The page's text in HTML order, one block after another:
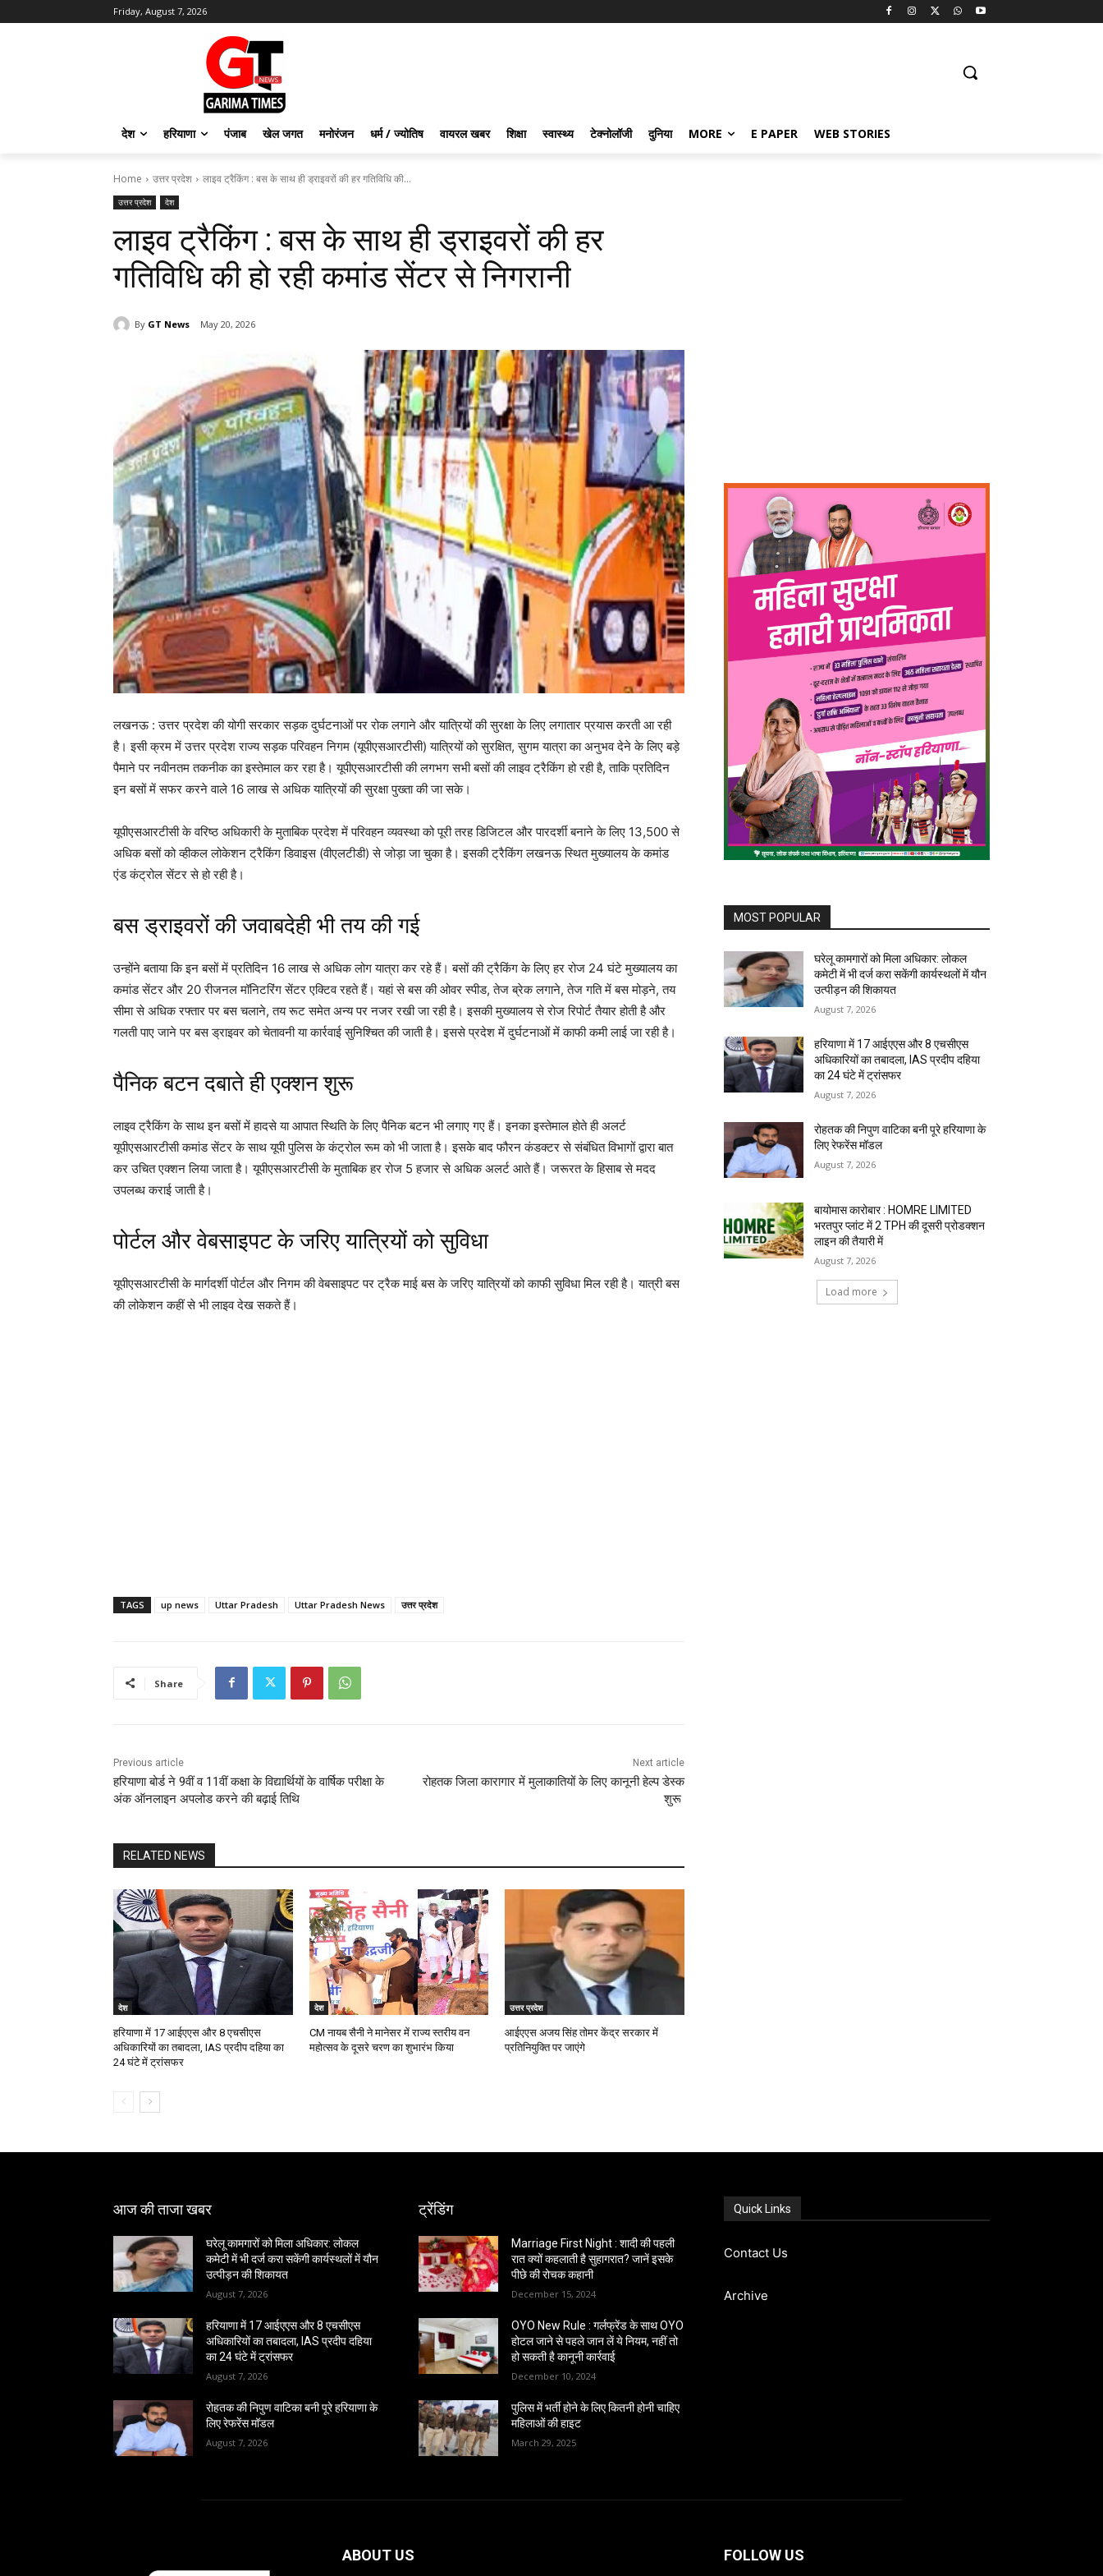
Friday, August 7, 2026
देश हरियाणा पंजाब खेल जगत मनोरंजन धर्म / ज्योतिष वायरल खबर शिक्षा स्वास्थ्य टेक्नोलॉजी दुनिया MORE E PAPER WEB STORIES
Home उत्तर प्रदेश लाइव ट्रैकिंग : बस के साथ ही ड्राइवरों की हर गतिविधि की...
उत्तर प्रदेश देश
लाइव ट्रैकिंग : बस के साथ ही ड्राइवरों की हर
गतिविधि की हो रही कमांड सेंटर से निगरानी
By GT News May 20, 2026
लखनऊ : उत्तर प्रदेश की योगी सरकार सड़क दुर्घटनाओं पर रोक लगाने और यात्रियों की सुरक्षा के लिए लगातार प्रयास करती आ रही
है। इसी क्रम में उत्तर प्रदेश राज्य सड़क परिवहन निगम (यूपीएसआरटीसी) यात्रियों को सुरक्षित, सुगम यात्रा का अनुभव देने के लिए बड़े
पैमाने पर नवीनतम तकनीक का इस्तेमाल कर रहा है। यूपीएसआरटीसी की लगभग सभी बसों की लाइव ट्रैकिंग हो रही है, ताकि प्रतिदिन
इन बसों में सफर करने वाले 16 लाख से अधिक यात्रियों की सुरक्षा पुख्ता की जा सके।
यूपीएसआरटीसी के वरिष्ठ अधिकारी के मुताबिक प्रदेश में परिवहन व्यवस्था को पूरी तरह डिजिटल और पारदर्शी बनाने के लिए 13,500 से
अधिक बसों को व्हीकल लोकेशन ट्रैकिंग डिवाइस (वीएलटीडी) से जोड़ा जा चुका है। इसकी ट्रैकिंग लखनऊ स्थित मुख्यालय के कमांड
एंड कंट्रोल सेंटर से हो रही है।
बस ड्राइवरों की जवाबदेही भी तय की गई
उन्होंने बताया कि इन बसों में प्रतिदिन 16 लाख से अधिक लोग यात्रा कर रहे हैं। बसों की ट्रैकिंग के लिए हर रोज 24 घंटे मुख्यालय का
कमांड सेंटर और 20 रीजनल मॉनिटरिंग सेंटर एक्टिव रहते हैं। यहां से बस की ओवर स्पीड, तेज ब्रेक लगाने, तेज गति में बस मोड़ने, तय
सीमा से अधिक रफ्तार पर बस चलाने, तय रूट समेत अन्य पर नजर रखी जा रही है। इसकी मुख्यालय से रोज रिपोर्ट तैयार होती है और
गलती पाए जाने पर बस ड्राइवर को चेतावनी या कार्रवाई सुनिश्चित की जाती है। इससे प्रदेश में दुर्घटनाओं में काफी कमी लाई जा रही है।
पैनिक बटन दबाते ही एक्शन शुरू
लाइव ट्रैकिंग के साथ इन बसों में हादसे या आपात स्थिति के लिए पैनिक बटन भी लगाए गए हैं। इनका इस्तेमाल होते ही अलर्ट
यूपीएसआरटीसी कमांड सेंटर के साथ यूपी पुलिस के कंट्रोल रूम को भी जाता है। इसके बाद फौरन कंडक्टर से संबंधित विभागों द्वारा बात
कर उचित एक्शन लिया जाता है। यूपीएसआरटीसी के मुताबिक हर रोज 5 हजार से अधिक अलर्ट आते हैं। जरूरत के हिसाब से मदद
उपलब्ध कराई जाती है।
पोर्टल और वेबसाइपट के जरिए यात्रियों को सुविधा
यूपीएसआरटीसी के मार्गदर्शी पोर्टल और निगम की वेबसाइपट पर ट्रैक माई बस के जरिए यात्रियों को काफी सुविधा मिल रही है। यात्री बस
की लोकेशन कहीं से भी लाइव देख सकते हैं।
TAGS up news Uttar Pradesh Uttar Pradesh News उत्तर प्रदेश
Share
Previous article
हरियाणा बोर्ड ने 9वीं व 11वीं कक्षा के विद्यार्थियों के वार्षिक परीक्षा के
अंक ऑनलाइन अपलोड करने की बढ़ाई तिथि
Next article
रोहतक जिला कारागार में मुलाकातियों के लिए कानूनी हेल्प डेस्क
शुरू
RELATED NEWS
देश
हरियाणा में 17 आईएएस और 8 एचसीएस
अधिकारियों का तबादला, IAS प्रदीप दहिया का
24 घंटे में ट्रांसफर
देश
CM नायब सैनी ने मानेसर में राज्य स्तरीय वन
महोत्सव के दूसरे चरण का शुभारंभ किया
उत्तर प्रदेश
आईएएस अजय सिंह तोमर केंद्र सरकार में
प्रतिनियुक्ति पर जाएंगे
MOST POPULAR
घरेलू कामगारों को मिला अधिकार: लोकल
कमेटी में भी दर्ज करा सकेंगी कार्यस्थलों में यौन
उत्पीड़न की शिकायत
August 7, 2026
हरियाणा में 17 आईएएस और 8 एचसीएस
अधिकारियों का तबादला, IAS प्रदीप दहिया
का 24 घंटे में ट्रांसफर
August 7, 2026
रोहतक की निपुण वाटिका बनी पूरे हरियाणा के
लिए रेफरेंस मॉडल
August 7, 2026
बायोमास कारोबार : HOMRE LIMITED
भरतपुर प्लांट में 2 TPH की दूसरी प्रोडक्शन
लाइन की तैयारी में
August 7, 2026
Load more
आज की ताजा खबर
घरेलू कामगारों को मिला अधिकार: लोकल
कमेटी में भी दर्ज करा सकेंगी कार्यस्थलों में यौन
उत्पीड़न की शिकायत
August 7, 2026
हरियाणा में 17 आईएएस और 8 एचसीएस
अधिकारियों का तबादला, IAS प्रदीप दहिया
का 24 घंटे में ट्रांसफर
August 7, 2026
रोहतक की निपुण वाटिका बनी पूरे हरियाणा के
लिए रेफरेंस मॉडल
August 7, 2026
ट्रेंडिंग
Marriage First Night : शादी की पहली
रात क्यों कहलाती है सुहागरात? जानें इसके
पीछे की रोचक कहानी
December 15, 2024
OYO New Rule : गर्लफ्रेंड के साथ OYO
होटल जाने से पहले जान लें ये नियम, नहीं तो
हो सकती है कानूनी कार्रवाई
December 10, 2024
पुलिस में भर्ती होने के लिए कितनी होनी चाहिए
महिलाओं की हाइट
March 29, 2025
Quick Links
Contact Us
Archive
ABOUT US FOLLOW US